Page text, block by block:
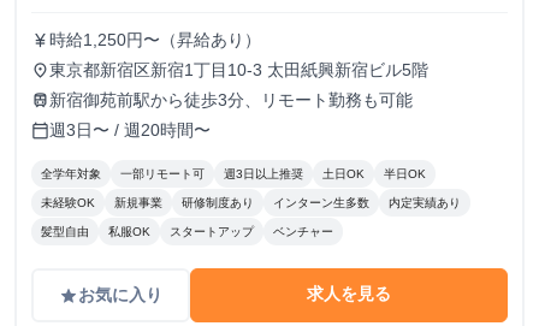
currency_yen 時給1,250円〜（昇給あり）
place東京都新宿区新宿1丁目10-3 太田紙興新宿ビル5階
train 新宿御苑前駅から徒歩3分、リモート勤務も可能
calendar_today週3日〜 / 週20時間〜
全学年対象 一部リモート可 週3日以上推奨 土日OK 半日OK
未経験OK 新規事業 研修制度あり インターン生多数 内定実績あり
髪型自由 私服OK スタートアップ ベンチャー
gradeお気に入り 求人を見る